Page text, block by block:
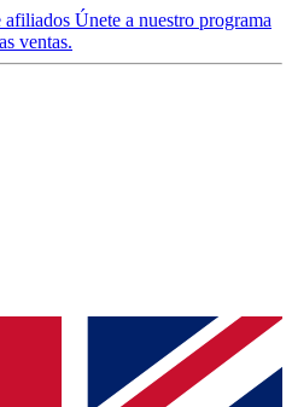
afiliados Únete a nuestro programa
ventas.